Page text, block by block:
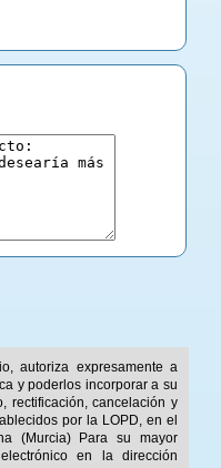
autoriza expresamente a
y poderlos incorporar a su
rectificación, cancelación y
por la LOPD, en el
(Murcia) Para su mayor
en la dirección